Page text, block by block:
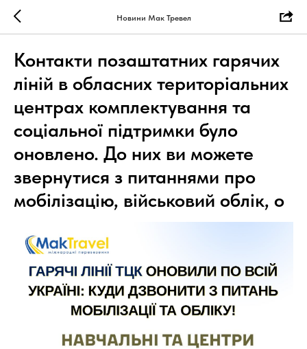
Новини Мак Тревел
Контакти позаштатних гарячих
ліній в обласних територіальних
центрах комплектування та
соціальної підтримки було
оновлено. До них ви можете
звернутися з питаннями про
мобілізацію, військовий облік, о